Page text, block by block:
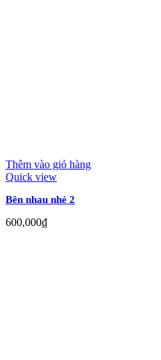
Thêm vào giỏ hàng
Quick view
Bên nhau nhé 2
600,000₫